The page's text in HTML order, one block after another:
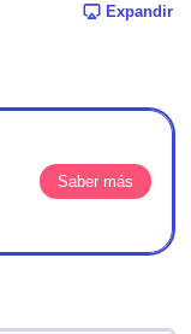
Expandir
Saber más